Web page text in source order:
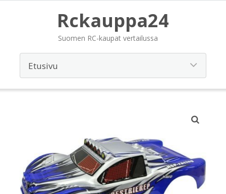
Rckauppa24
Suomen RC-kaupat vertailussa